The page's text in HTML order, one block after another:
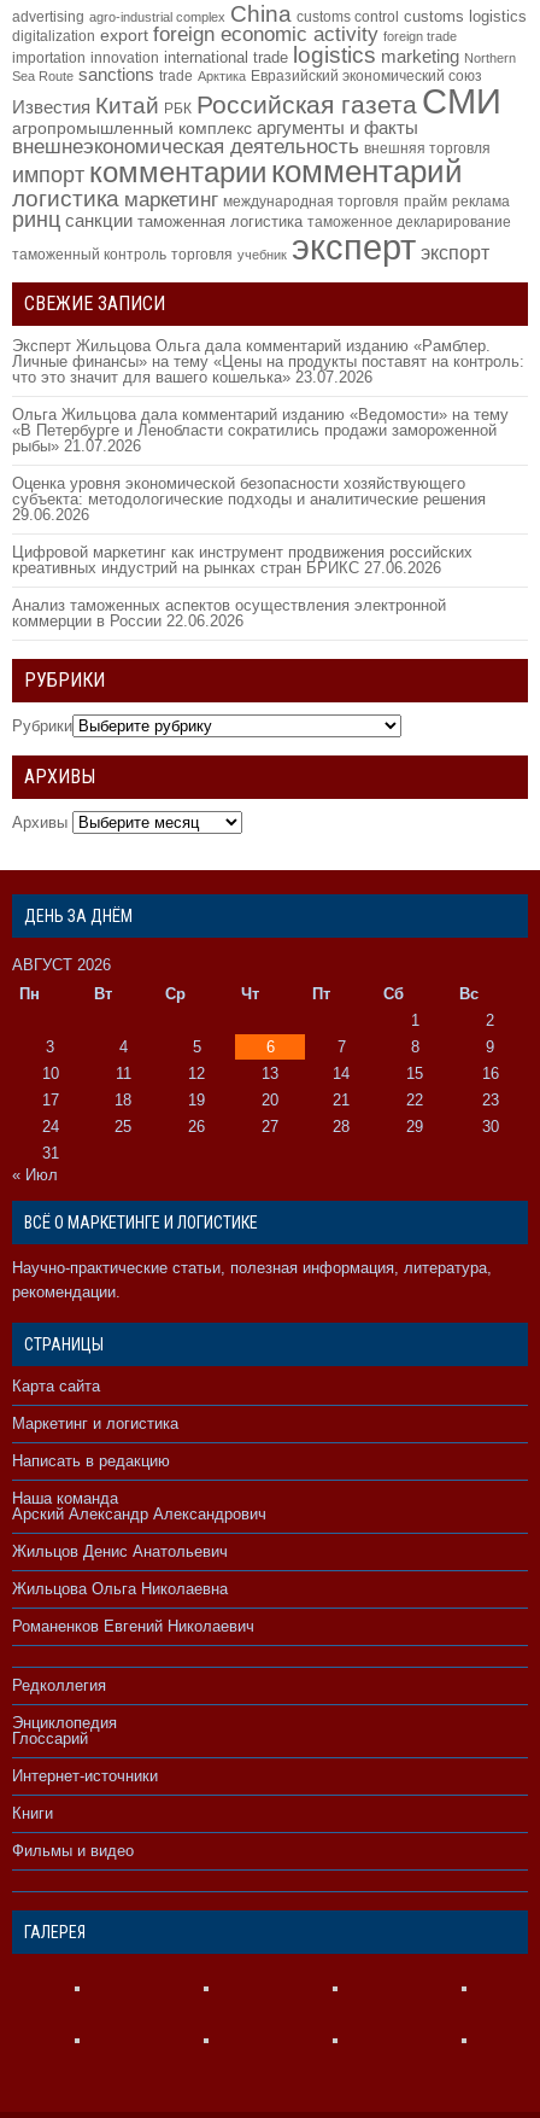
advertising agro-industrial complex China customs control customs logistics
digitalization export foreign economic activity foreign trade
importation innovation international trade logistics marketing Northern
Sea Route sanctions trade Арктика Евразийский экономический союз
Известия Китай РБК Российская газета СМИ
агропромышленный комплекс аргументы и факты
внешнеэкономическая деятельность внешняя торговля
импорт комментарии комментарий
логистика маркетинг международная торговля прайм реклама
ринц санкции таможенная логистика таможенное декларирование
таможенный контроль торговля учебник эксперт экспорт
СВЕЖИЕ ЗАПИСИ
Эксперт Жильцова Ольга дала комментарий изданию «Рамблер.
Личные финансы» на тему «Цены на продукты поставят на контроль:
что это значит для вашего кошелька» 23.07.2026
Ольга Жильцова дала комментарий изданию «Ведомости» на тему
«В Петербурге и Ленобласти сократились продажи замороженной
рыбы» 21.07.2026
Оценка уровня экономической безопасности хозяйствующего
субъекта: методологические подходы и аналитические решения
29.06.2026
Цифровой маркетинг как инструмент продвижения российских
креативных индустрий на рынках стран БРИКС 27.06.2026
Анализ таможенных аспектов осуществления электронной
коммерции в России 22.06.2026
РУБРИКИ
Рубрики
АРХИВЫ
Архивы
ДЕНЬ ЗА ДНЁМ
АВГУСТ 2026
Пн
Вт Ср Чт Пт Сб
Вс
1
2
3
4 5 6 7 8
9
10
11 12 13 14 15
16
17
18 19 20 21 22
23
24
25 26 27 28 29
30
31
« Июл
ВСЁ О МАРКЕТИНГЕ И ЛОГИСТИКЕ
Научно-практические статьи, полезная информация, литература,
рекомендации.
СТРАНИЦЫ
Карта сайта
Маркетинг и логистика
Написать в редакцию
Наша команда
Арский Александр Александрович
Жильцов Денис Анатольевич
Жильцова Ольга Николаевна
Романенков Евгений Николаевич
Редколлегия
Энциклопедия
Глоссарий
Интернет-источники
Книги
Фильмы и видео
ГАЛЕРЕЯ